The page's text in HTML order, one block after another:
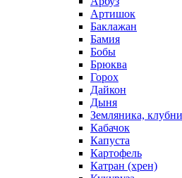
Артишок
Баклажан
Бамия
Бобы
Брюква
Горох
Дайкон
Дыня
Земляника,
Кабачок
Капуста
Картофель
Катран (хрен)